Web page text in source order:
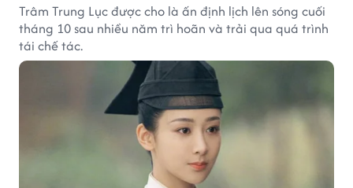
Trâm Trung Lục được cho là ấn định lịch lên sóng cuối
tháng 10 sau nhiều năm trì hoãn và trải qua quá trình
tái chế tác.